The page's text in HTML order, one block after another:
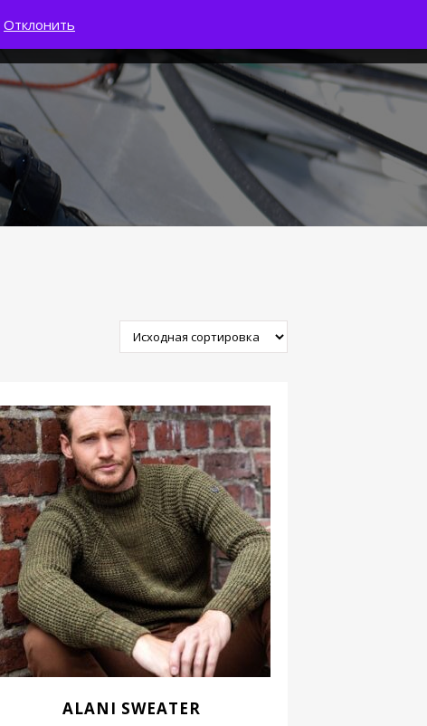
ALANI SWEATER
Отклонить